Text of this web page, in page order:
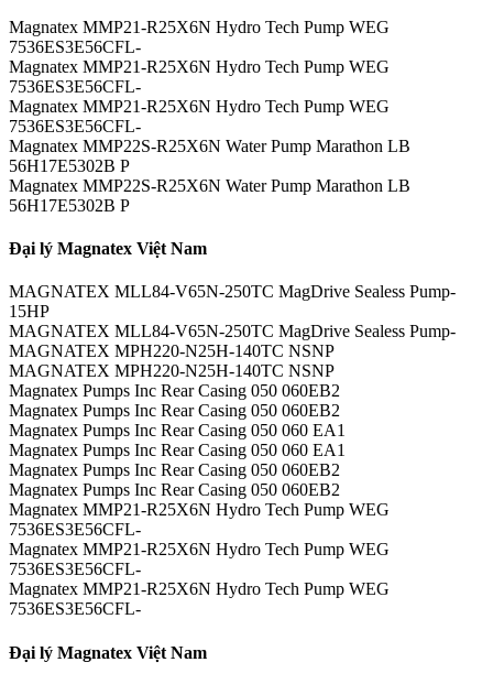
Magnatex MMP21-R25X6N Hydro Tech Pump WEG
7536ES3E56CFL-
Magnatex MMP21-R25X6N Hydro Tech Pump WEG
7536ES3E56CFL-
Magnatex MMP21-R25X6N Hydro Tech Pump WEG
7536ES3E56CFL-
Magnatex MMP22S-R25X6N Water Pump Marathon LB
56H17E5302B P
Magnatex MMP22S-R25X6N Water Pump Marathon LB
56H17E5302B P
Đại lý Magnatex Việt Nam
MAGNATEX MLL84-V65N-250TC MagDrive Sealess Pump-
15HP
MAGNATEX MLL84-V65N-250TC MagDrive Sealess Pump-
MAGNATEX MPH220-N25H-140TC NSNP
MAGNATEX MPH220-N25H-140TC NSNP
Magnatex Pumps Inc Rear Casing 050 060EB2
Magnatex Pumps Inc Rear Casing 050 060EB2
Magnatex Pumps Inc Rear Casing 050 060 EA1
Magnatex Pumps Inc Rear Casing 050 060 EA1
Magnatex Pumps Inc Rear Casing 050 060EB2
Magnatex Pumps Inc Rear Casing 050 060EB2
Magnatex MMP21-R25X6N Hydro Tech Pump WEG
7536ES3E56CFL-
Magnatex MMP21-R25X6N Hydro Tech Pump WEG
7536ES3E56CFL-
Magnatex MMP21-R25X6N Hydro Tech Pump WEG
7536ES3E56CFL-
Đại lý Magnatex Việt Nam